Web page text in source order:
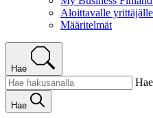
Aloittavalle yrittäjälle
Määritelmät
Hae
Hae